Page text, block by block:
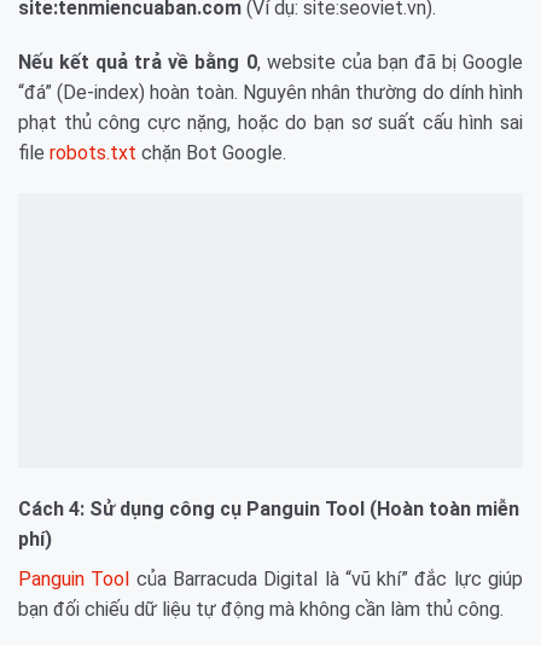
site:tenmiencuaban.com (Ví dụ: site:seoviet.vn).
Nếu kết quả trả về bằng 0, website của bạn đã bị Google
“đá” (De-index) hoàn toàn. Nguyên nhân thường do dính hình
phạt thủ công cực nặng, hoặc do bạn sơ suất cấu hình sai
file robots.txt chặn Bot Google.
Cách 4: Sử dụng công cụ Panguin Tool (Hoàn toàn miễn
phí)
Panguin Tool của Barracuda Digital là “vũ khí” đắc lực giúp
bạn đối chiếu dữ liệu tự động mà không cần làm thủ công.